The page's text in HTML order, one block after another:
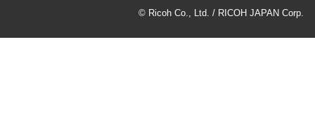
© Ricoh Co., Ltd. / RICOH JAPAN Corp.